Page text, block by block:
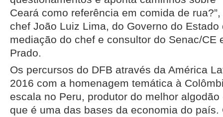
Ceará como referência em comida de
chef João Luiz Lima, do Governo do Estado
mediação do chef e consultor do Senac/CE
Prado.
Os percursos do DFB através da América
2016 com a homenagem temática à
escala no Peru, produtor do melhor
que é uma das bases da economia do país.